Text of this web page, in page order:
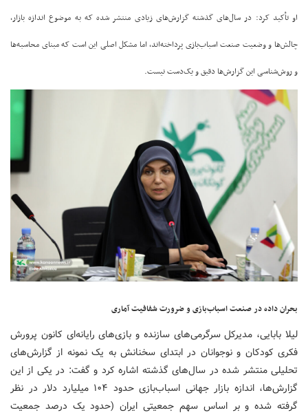
او تأکید کرد: در سال‌های گذشته گزارش‌های زیادی منتشر شده که به موضوع اندازه بازار،
چالش‌ها و وضعیت صنعت اسباب‌بازی پرداخته‌اند، اما مشکل اصلی این است که مبنای محاسبه‌ها
و روش‌شناسی این گزارش‌ها دقیق و یک‌دست نیست.
بحران داده در صنعت اسباب‌بازی و ضرورت شفافیت آماری
لیلا بابایی، مدیرکل سرگرمی‌های سازنده و بازی‌های رایانه‌ای کانون پرورش
فکری کودکان و نوجوانان در ابتدای سخنانش به یک نمونه از گزارش‌های
تحلیلی منتشر شده در سال‌های گذشته اشاره کرد و گفت: در یکی از این
گزارش‌ها، اندازه بازار جهانی اسباب‌بازی حدود ۱۰۴ میلیارد دلار در نظر
گرفته شده و بر اساس سهم جمعیتی ایران (حدود یک درصد جمعیت